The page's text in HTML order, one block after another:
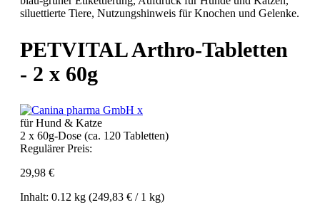
PETVITAL Arthro-Tabletten
- 2 x 60g
für Hund & Katze
2 x 60g-Dose (ca. 120 Tabletten)
Regulärer Preis:
29,98 €
Inhalt: 0.12 kg (249,83 € / 1 kg)